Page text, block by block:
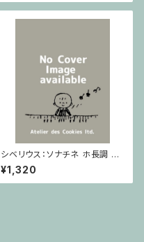
シベリウス：ソナチネ ホ長調 O
p.80 / ヴァイオリンとピアノ
¥1,320